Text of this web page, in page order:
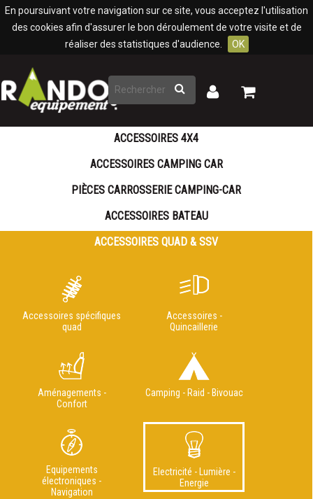
En poursuivant votre navigation sur ce site, vous acceptez l'utilisation
des cookies afin d'assurer le bon déroulement de votre visite et de
réaliser des statistiques d'audience.
OK
Rechercher
Mon
Mon
ACCESSOIRES 4X4
ACCESSOIRES CAMPING CAR
PIÈCES CARROSSERIE CAMPING-CAR
ACCESSOIRES BATEAU
ACCESSOIRES QUAD & SSV
Accessoires spécifiques
quad
Accessoires -
Quincaillerie
Aménagements -
Confort
Camping - Raid - Bivouac
Equipements
électroniques -
Navigation
Electricité - Lumière -
Energie
Panneau de gestion des cookies